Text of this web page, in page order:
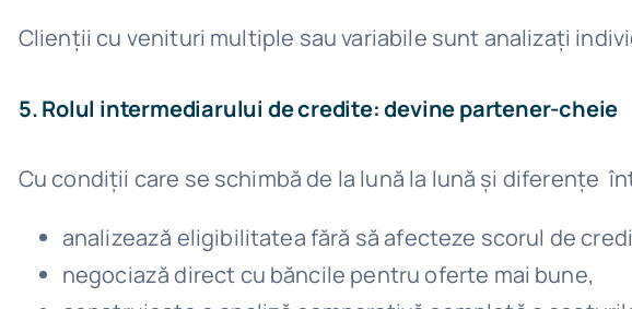
Clienții cu venituri multiple sau variabile sunt analizați
5. Rolul intermediarului de credite: devine partener-cheie
Cu condiții care se schimbă de la lună la lună și diferențe
analizează eligibilitatea fără să afecteze scorul de
negociază direct cu băncile pentru oferte mai bune,